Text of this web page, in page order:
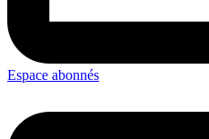
Espace abonnés